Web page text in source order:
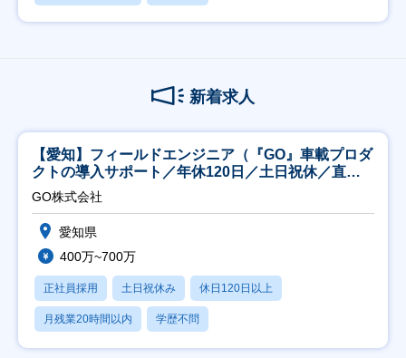
新着求人
【愛知】フィールドエンジニア（『GO』車載プロダ
クトの導入サポート／年休120日／土日祝休／直行
直帰
GO株式会社
愛知県
400万~700万
正社員採用 土日祝休み 休日120日以上
月残業20時間以内 学歴不問